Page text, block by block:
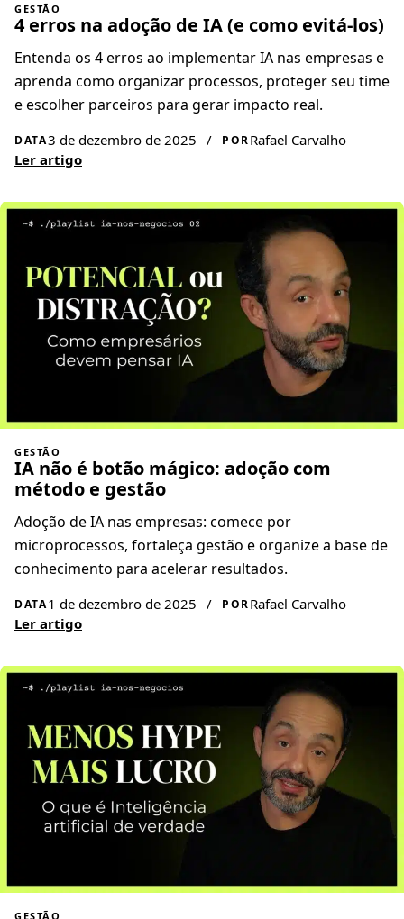
GESTÃO
4 erros na adoção de IA (e como evitá-los)
Entenda os 4 erros ao implementar IA nas empresas e
aprenda como organizar processos, proteger seu time
e escolher parceiros para gerar impacto real.
DATA3 de dezembro de 2025 / PORRafael Carvalho
Ler artigo
GESTÃO
IA não é botão mágico: adoção com
método e gestão
Adoção de IA nas empresas: comece por
microprocessos, fortaleça gestão e organize a base de
conhecimento para acelerar resultados.
DATA1 de dezembro de 2025 / PORRafael Carvalho
Ler artigo
GESTÃO